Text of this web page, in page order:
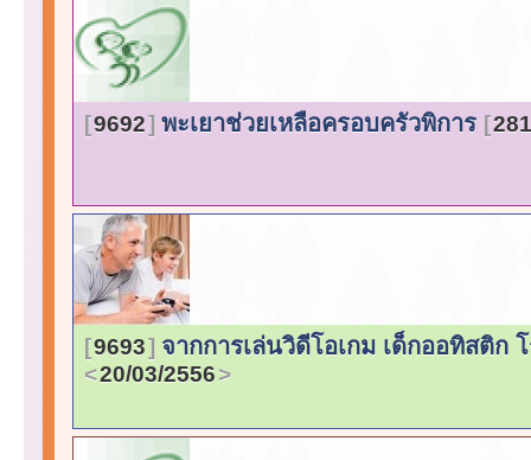
9692 พะเยาช่วยเหลือครอบครัวพิการ
9693 จากการเล่นวิดีโอเกม เด็กออทิสติ
20/03/2556